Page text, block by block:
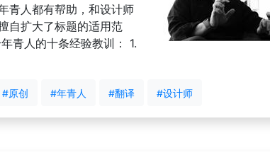
青人都有帮助，和设计师
自扩大了标题的适用范
青人的十条经验教训： 1.
#原创 #年青人 #翻译 #设计师